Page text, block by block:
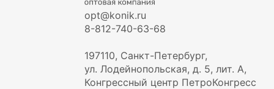
opt@konik.ru
8-812-740-63-68
197110, Санкт-Петербург,
ул. Лодейнопольская, д. 5, лит. А,
Конгрессный центр ПетроКонгресс